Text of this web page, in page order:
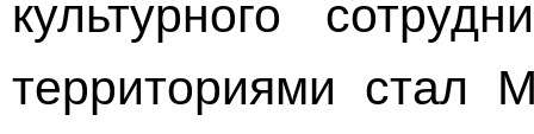
территориями стал